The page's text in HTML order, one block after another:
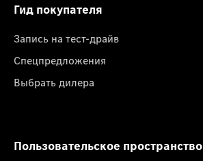
Гид покупателя
Запись на тест-драйв
Спецпредложения
Выбрать дилера
Пользовательское пространство